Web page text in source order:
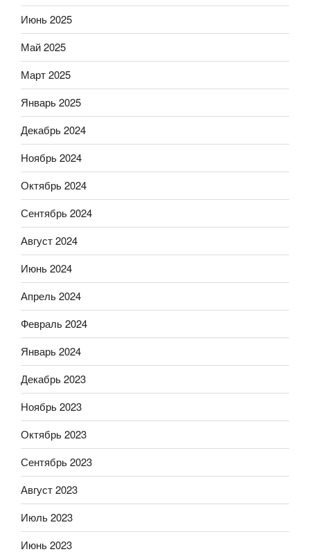
Июнь 2025
Май 2025
Март 2025
Январь 2025
Декабрь 2024
Ноябрь 2024
Октябрь 2024
Сентябрь 2024
Август 2024
Июнь 2024
Апрель 2024
Февраль 2024
Январь 2024
Декабрь 2023
Ноябрь 2023
Октябрь 2023
Сентябрь 2023
Август 2023
Июль 2023
Июнь 2023